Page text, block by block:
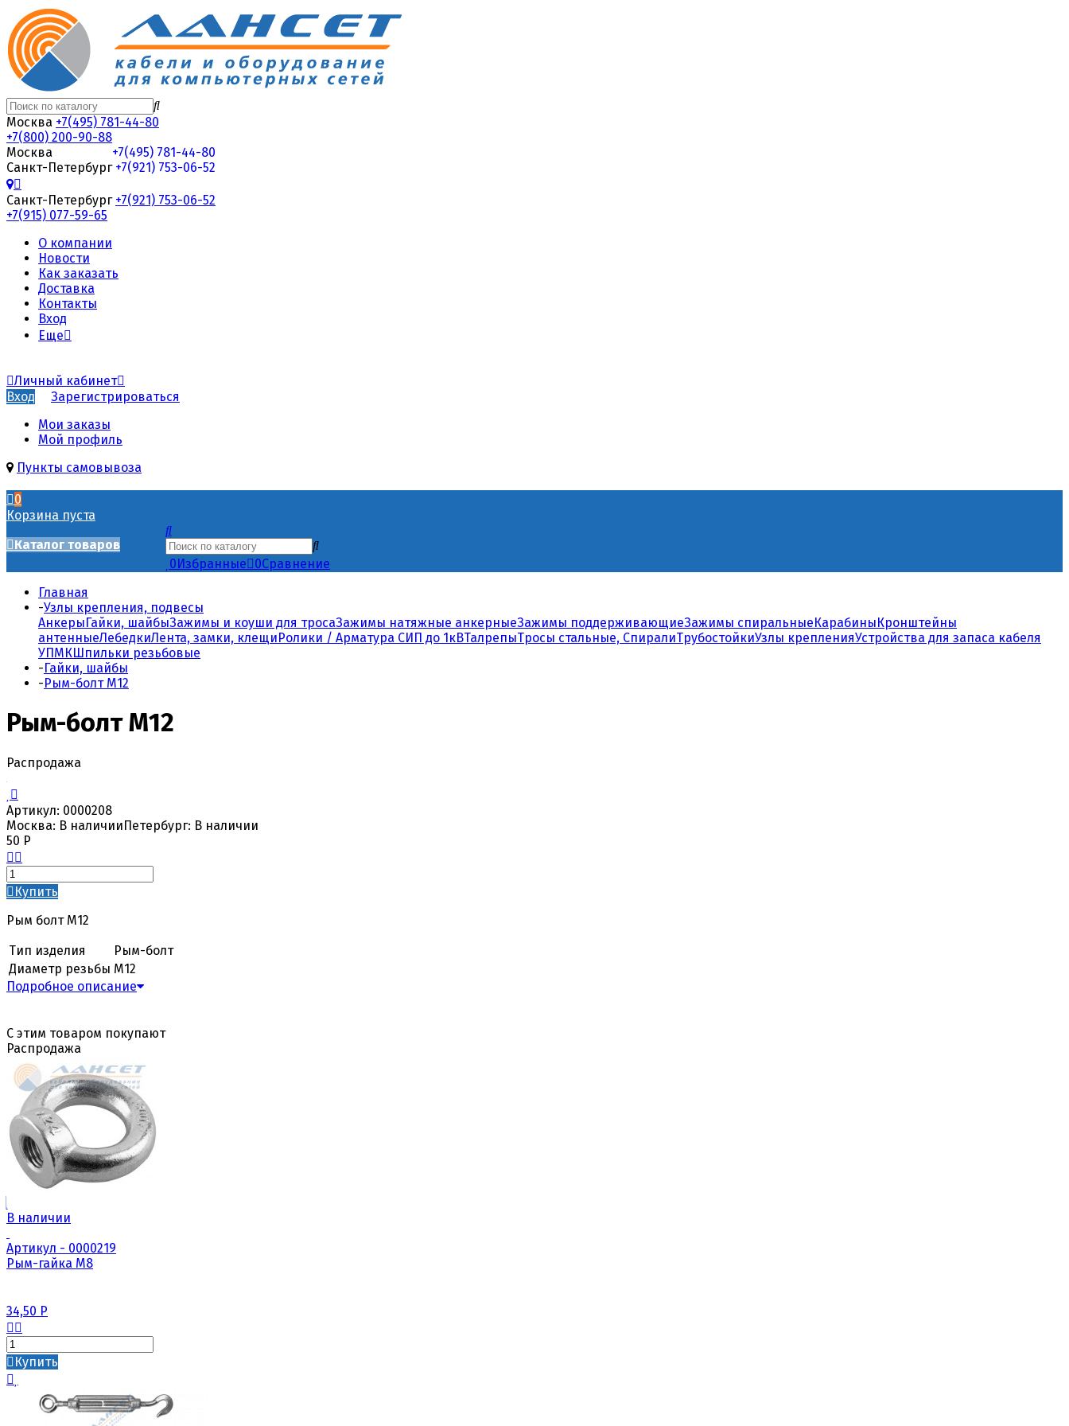
Москва +7(495) 781-44-80
+7(800) 200-90-88
Москва
+7(495) 781-44-80
Санкт-Петербург +7(921) 753-06-52
Санкт-Петербург +7(921) 753-06-52
+7(915) 077-59-65
О компании
Новости
Как заказать
Доставка
Контакты
Вход
Еще
Личный кабинет
Вход
Зарегистрироваться
Мои заказы
Мой профиль
Пункты самовывоза
0
Корзина пуста
Каталог товаров
0Избранные 0Сравнение
Главная
-Узлы крепления, подвесы
АнкерыГайки, шайбыЗажимы и коуши для тросаЗажимы натяжные анкерныеЗажимы поддерживающиеЗажимы спиральныеКарабиныКронштейны
антенныеЛебедкиЛента, замки, клещиРолики / Арматура СИП до 1кВТалрепыТросы стальные, СпиралиТрубостойкиУзлы крепленияУстройства для запаса кабеля
УПМКШпильки резьбовые
-Гайки, шайбы
-Рым-болт М12
Рым-болт М12
Распродажа
Артикул: 0000208
Москва: В наличииПетербург: В наличии
50 Р
Купить
Рым болт М12
Тип изделия
Рым-болт
Диаметр резьбы М12
Подробное описание
С этим товаром покупают
Распродажа
В наличии
Артикул - 0000219
Рым-гайка М8
34,50 Р
Купить